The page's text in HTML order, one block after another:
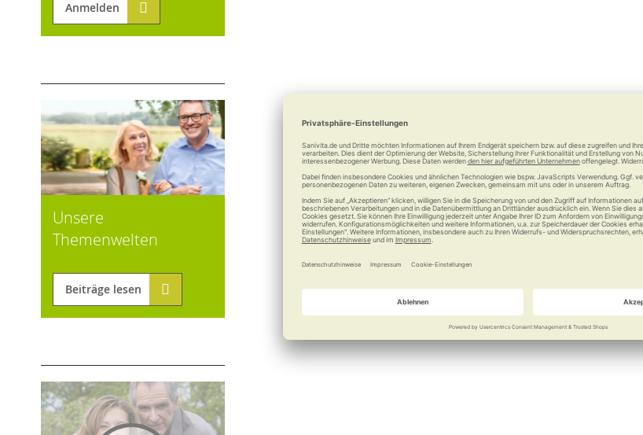
Anmelden
Unsere
Themenwelten
Beiträge lesen